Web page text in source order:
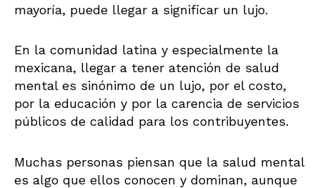
mayoría, puede llegar a significar un lujo.
En la comunidad latina y especialmente la
mexicana, llegar a tener atención de salud
mental es sinónimo de un lujo, por el costo,
por la educación y por la carencia de servicios
públicos de calidad para los contribuyentes.
Muchas personas piensan que la salud mental
es algo que ellos conocen y dominan, aunque